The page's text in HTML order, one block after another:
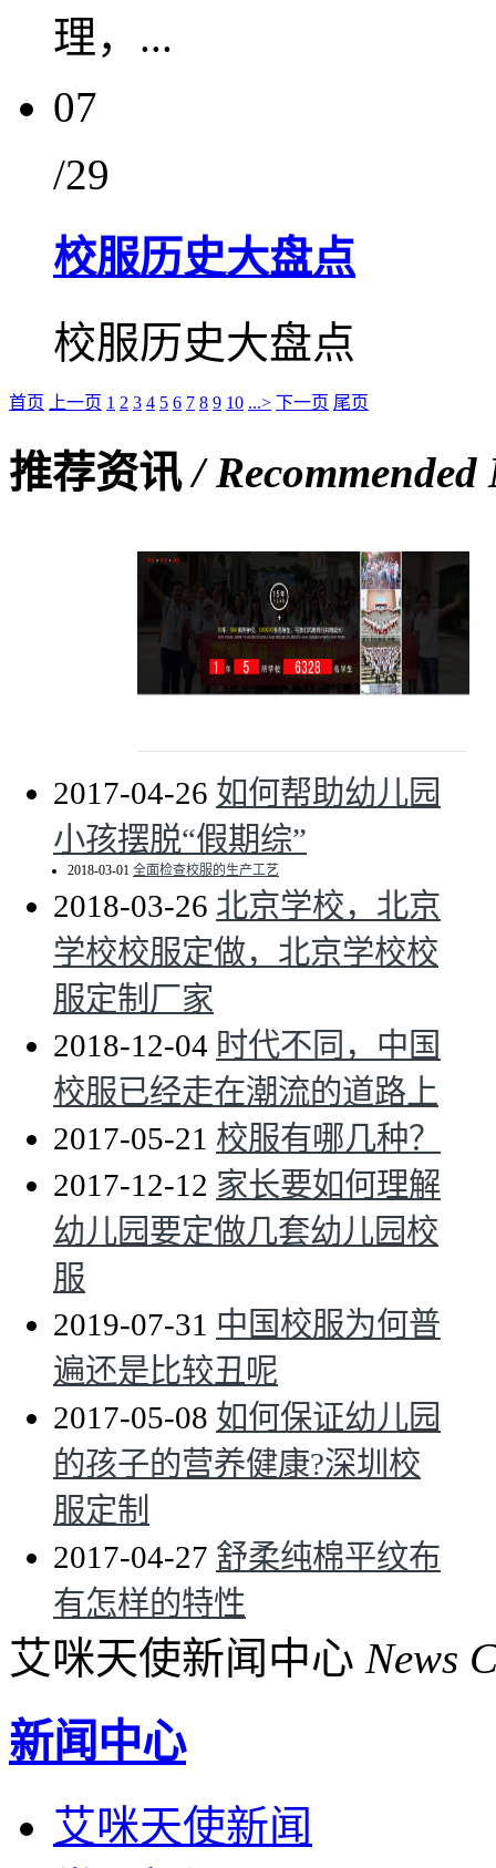
理，...
07
/29
校服历史大盘点
校服历史大盘点
首页 上一页 1 2 3 4 5 6 7 8 9 10 ...> 下一页 尾页
推荐资讯/ Recommended
2017-04-26 如何帮助幼儿园
小孩摆脱“假期综”
2018-03-01 全面检查校服的生产工艺
2018-03-26 北京学校，北京
学校校服定做，北京学校校
服定制厂家
2018-12-04 时代不同，中国
校服已经走在潮流的道路上
2017-05-21 校服有哪几种？
2017-12-12 家长要如何理解
幼儿园要定做几套幼儿园校
服
2019-07-31 中国校服为何普
遍还是比较丑呢
2017-05-08 如何保证幼儿园
的孩子的营养健康?深圳校
服定制
2017-04-27 舒柔纯棉平纹布
有怎样的特性
艾咪天使新闻中心 News
新闻中心
艾咪天使新闻